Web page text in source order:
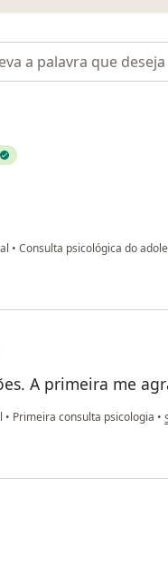
em opiniões
• Consulta psicológica do
A primeira me
• Primeira consulta psicologia •